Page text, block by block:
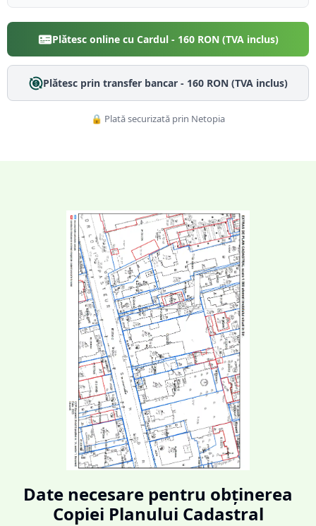
Plătesc online cu Cardul - 160RON (TVA inclus)
Plătesc prin transfer bancar - 160RON (TVA inclus)
🔒 Plată securizată prin Netopia
Date necesare pentru obținerea
Copiei Planului Cadastral